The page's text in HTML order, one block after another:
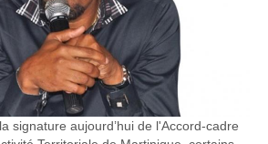
signature aujourd’hui de l'Accord-cadre